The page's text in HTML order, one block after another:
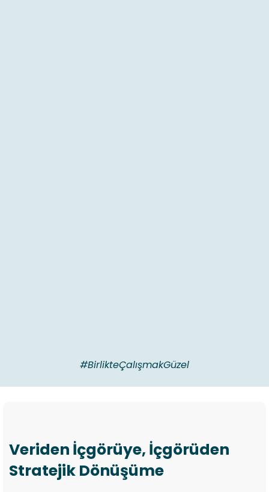
#BirlikteÇalışmakGüzel
Veriden İçgörüye, İçgörüden
Stratejik Dönüşüme